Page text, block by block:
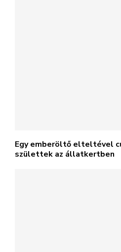
Egy emberöltő elteltével
születtek az állatkertben